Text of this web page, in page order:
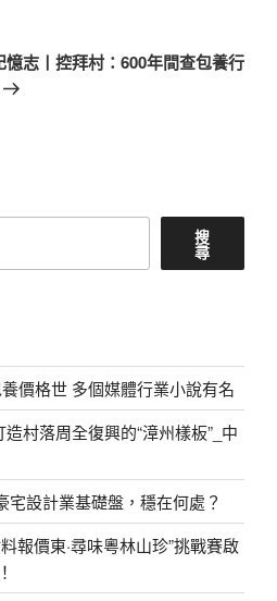
憶志丨控拜村：600年間查包養行
搜
尋
價格世 多個媒體行業小說有名
村落周全復興的“漳州樣板”_中
宅設計業基礎盤，穩在何處？
報價東·尋味粵林山珍”挑戰賽啟